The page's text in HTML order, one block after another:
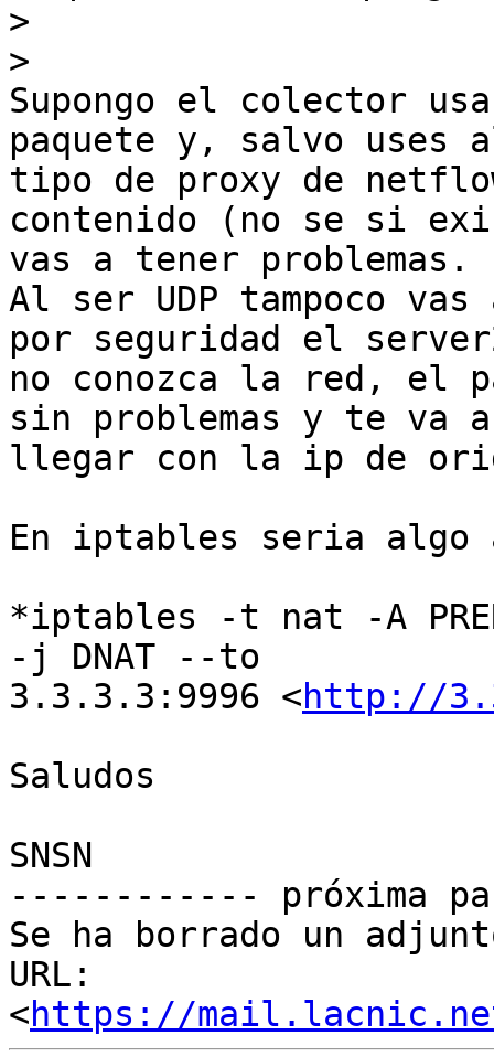
>
>
Supongo el colector
paquete y, salvo uses
tipo de proxy de
contenido (no se si
vas a tener problemas.
Al ser UDP tampoco
por seguridad el
no conozca la red, el
sin problemas y te va a
llegar con la ip de
En iptables seria algo
*iptables -t nat -A
-j DNAT --to
3.3.3.3:9996 <http://
Saludos
SNSN
------------ próxima
Se ha borrado un
URL:
<https://